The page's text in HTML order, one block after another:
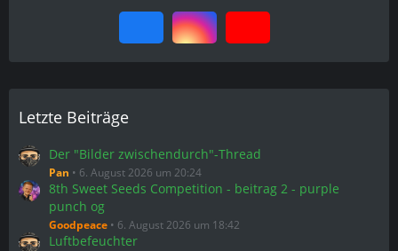
Letzte Beiträge
Der "Bilder zwischendurch"-Thread
Pan 6. August 2026 um 20:24
8th Sweet Seeds Competition - beitrag 2 - purple
punch og
Goodpeace 6. August 2026 um 18:42
Luftbefeuchter